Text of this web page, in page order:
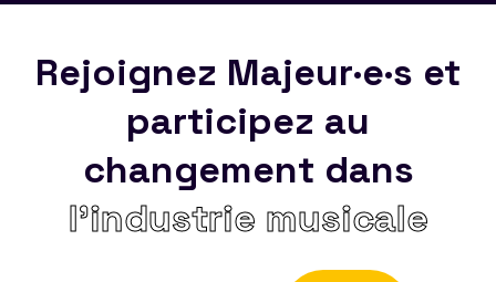
Rejoignez Majeur·e·s et
participez au
changement dans
l’industrie musicale